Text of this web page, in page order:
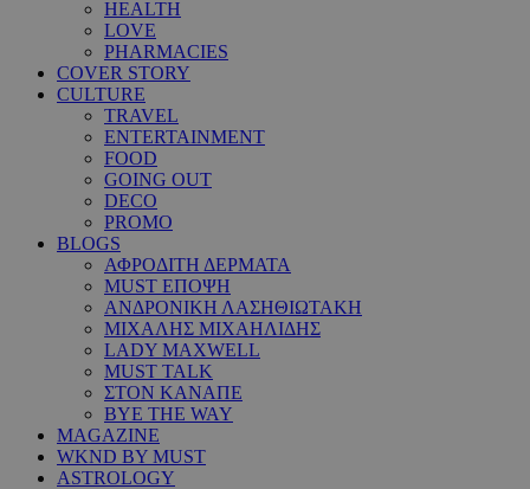
HEALTH
LOVE
PHARMACIES
COVER STORY
CULTURE
TRAVEL
ENTERTAINMENT
FOOD
GOING OUT
DECO
PROMO
BLOGS
ΑΦΡΟΔΙΤΗ ΔΕΡΜΑΤΑ
MUST ΕΠΟΨΗ
ΑΝΔΡΟΝΙΚΗ ΛΑΣΗΘΙΩΤΑΚΗ
ΜΙΧΑΛΗΣ ΜΙΧΑΗΛΙΔΗΣ
LADY MAXWELL
MUST TALK
ΣΤΟΝ ΚΑΝΑΠΕ
BYE THE WAY
MAGAZINE
WKND BY MUST
ASTROLOGY